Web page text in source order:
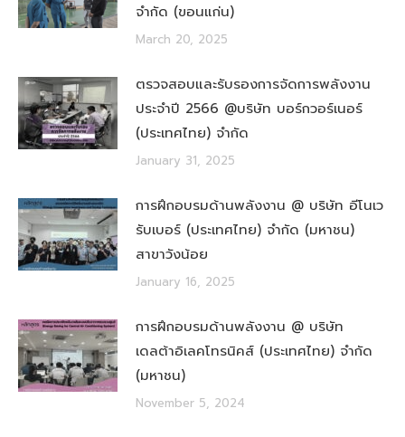
จำกัด (ขอนแก่น)
March 20, 2025
ตรวจสอบและรับรองการจัดการพลังงาน
ประจำปี 2566 @บริษัท บอร์กวอร์เนอร์
(ประเทศไทย) จำกัด
January 31, 2025
การฝึกอบรมด้านพลังงาน @ บริษัท อีโนเว
รับเบอร์ (ประเทศไทย) จำกัด (มหาชน)
สาขาวังน้อย
January 16, 2025
การฝึกอบรมด้านพลังงาน @ บริษัท
เดลต้าอิเลคโทรนิคส์ (ประเทศไทย) จำกัด
(มหาชน)
November 5, 2024